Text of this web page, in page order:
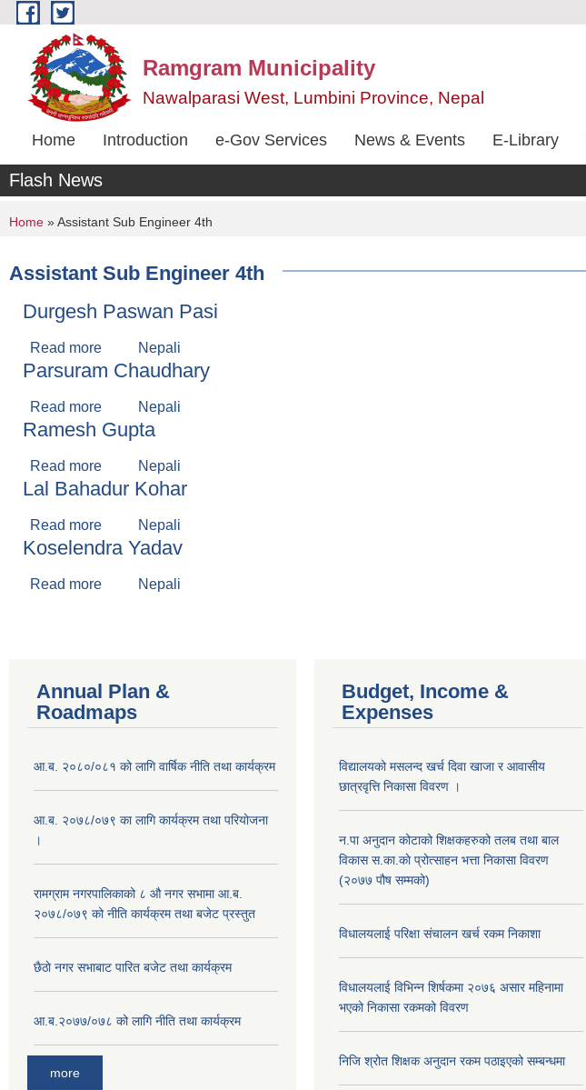
Skip to main content
Ramgram Municipality
Nawalparasi West, Lumbini Province, Nepal
Home Introduction e-Gov Services News & Events E-Library
Flash News
You are here
Home » Assistant Sub Engineer 4th
Assistant Sub Engineer 4th
Durgesh Paswan Pasi
Read more about Durgesh Paswan Pasi
Nepali
Parsuram Chaudhary
Read more about Parsuram Chaudhary
Nepali
Ramesh Gupta
Read more about Ramesh Gupta
Nepali
Lal Bahadur Kohar
Read more about Lal Bahadur Kohar
Nepali
Koselendra Yadav
Read more about Koselendra Yadav
Nepali
Annual Plan &
Roadmaps
आ.ब. २०८०/०८१ को लागि वार्षिक नीति तथा कार्यक्रम
आ.ब. २०७८/०७९ का लागि कार्यक्रम तथा परियोजना
।
‍रामग्राम नगरपालिकाको ८ औ नगर सभामा आ‍.ब.
२०७८/०७९ को नीति कार्यक्रम तथा बजेट प्रस्तुत
छै‌ठाे नगर सभाबाट पारित बजेट तथा कार्यक्रम
आ.ब.२०७७/०७८ को लागि नीति तथा कार्यक्रम
more
Budget, Income &
Expenses
विद्यालयको मसलन्द खर्च दिवा खाजा र आवासीय
छात्रवृत्ति निकासा विवरण ।
न.पा अनुदान कोटाको शिक्षकहरुको तलब तथा बाल
विकास स.का.काे प्रोत्साहन भत्ता निकासा विवरण
(२०७७ पौष सम्मको)
विधालयलाई परिक्षा स‌ंचालन खर्च रकम निकाशा
विधालयलाई विभिन्न शिर्षकमा २०७६ असार महिनामा
भएको निकासा रकमको विवरण
निजि श्रोत शिक्षक अनुदान रकम पठाइएको सम्बन्धमा